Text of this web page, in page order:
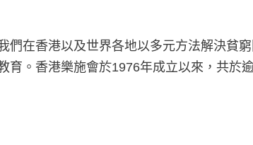
在香港以及世界各地以多元方法解決貧
。香港樂施會於1976年成立以來，共於